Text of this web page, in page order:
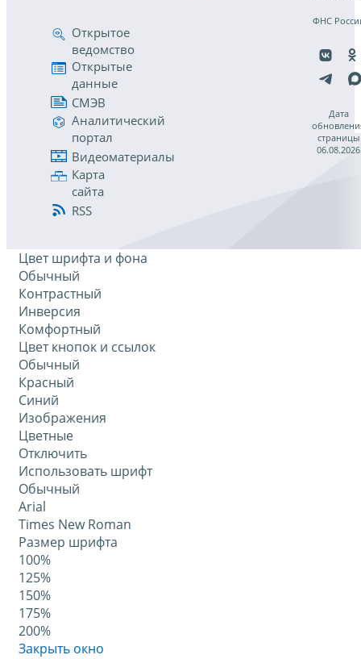
Открытое
ведомство
Открытые
данные
СМЭВ
Аналитический
портал
Видеоматериалы
Карта
сайта
RSS
ФНС
Дата
страницы
06.08.2026
Цвет шрифта и фона
Обычный
Контрастный
Инверсия
Комфортный
Цвет кнопок и ссылок
Обычный
Красный
Синий
Изображения
Цветные
Отключить
Использовать шрифт
Обычный
Arial
Times New Roman
Размер шрифта
100%
125%
150%
175%
200%
Закрыть окно